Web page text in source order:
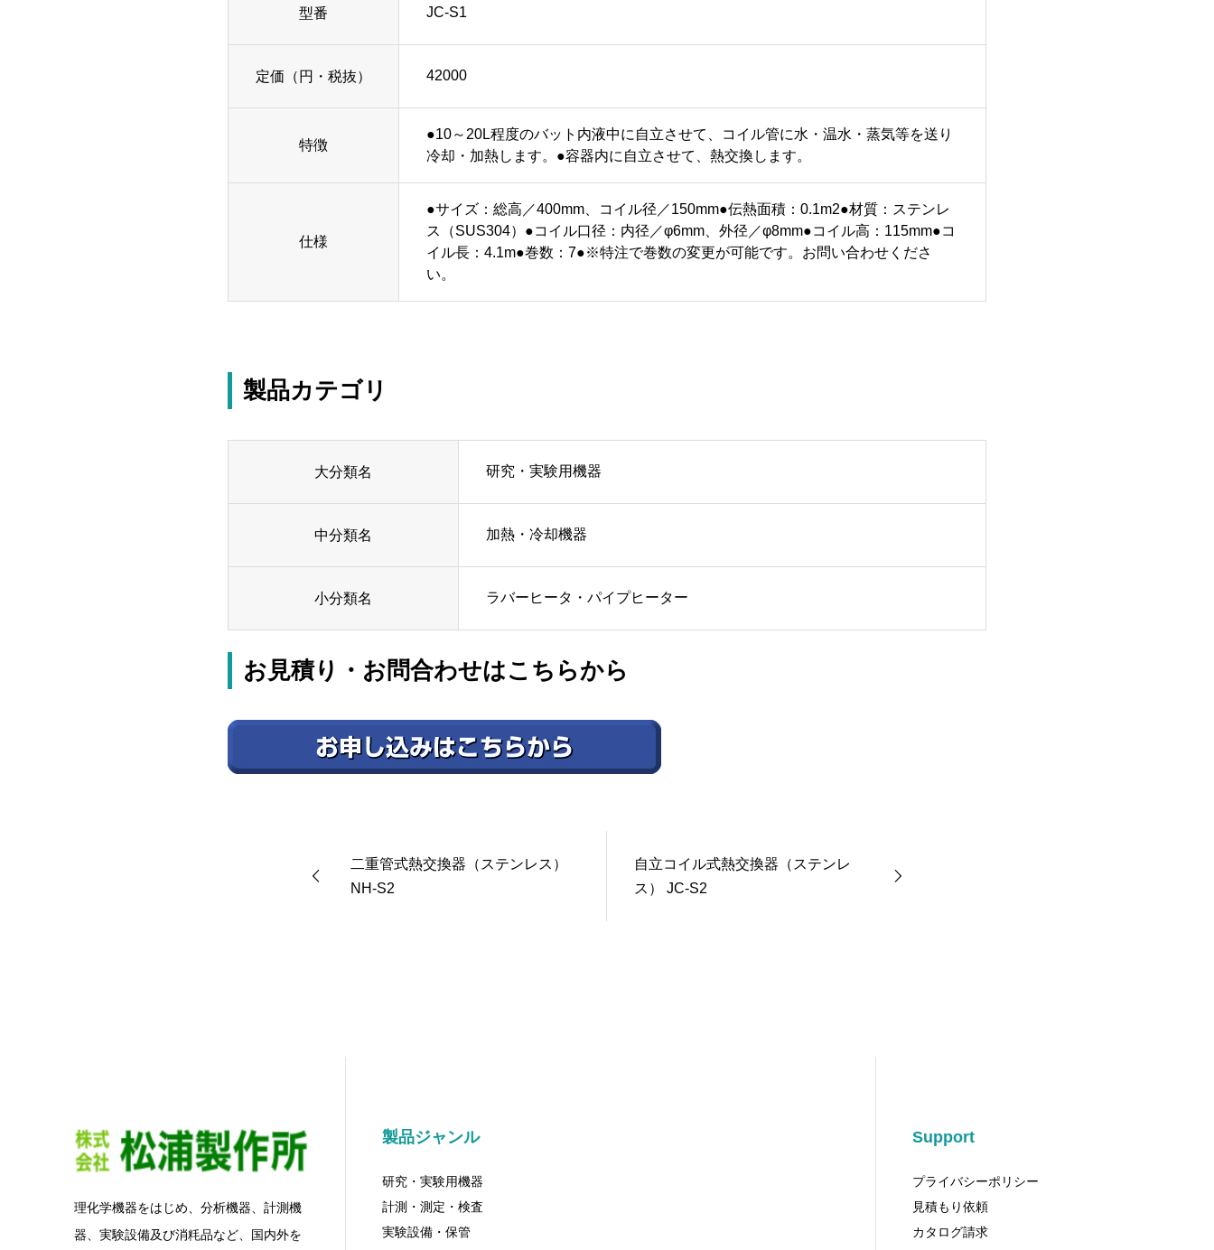
型番 JC-S1
定価（円・税抜） 42000
特徴
●10～20L程度のバット内液中に自立させて、コイル管に水・温水・蒸気等を送り
冷却・加熱します。●容器内に自立させて、熱交換します。
仕様
●サイズ：総高／400mm、コイル径／150mm●伝熱面積：0.1m2●材質：ステンレ
ス（SUS304）●コイル口径：内径／φ6mm、外径／φ8mm●コイル高：115mm●コ
イル長：4.1m●巻数：7●※特注で巻数の変更が可能です。お問い合わせくださ
い。
製品カテゴリ
大分類名 研究・実験用機器
中分類名 加熱・冷却機器
小分類名 ラバーヒータ・パイプヒーター
お見積り・お問合わせはこちらから
二重管式熱交換器（ステンレス）
NH-S2
自立コイル式熱交換器（ステンレ
ス） JC-S2
理化学機器をはじめ、分析機器、計測機
器、実験設備及び消粍品など、国内外を
製品ジャンル
研究・実験用機器
計測・測定・検査
実験設備・保管
Support
プライバシーポリシー
見積もり依頼
カタログ請求